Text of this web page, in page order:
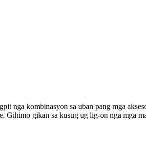
nga kombinasyon sa uban pang mga
Gihimo gikan sa kusug ug lig-on nga mga